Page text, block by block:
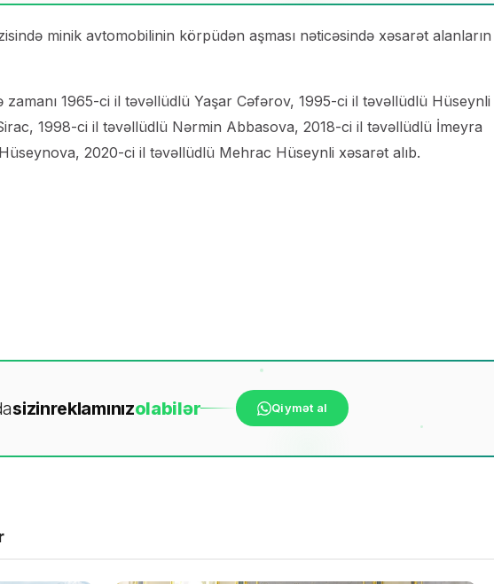
minik avtomobilinin körpüdən aşması nəticəsində xəsarət alanların
zamanı 1965-ci il təvəllüdlü Yaşar Cəfərov, 1995-ci il təvəllüdlü Hüseynli
1998-ci il təvəllüdlü Nərmin Abbasova, 2018-ci il təvəllüdlü İmeyra
2020-ci il təvəllüdlü Mehrac Hüseynli xəsarət alıb.
sizinreklamınızolabilər Qiymət al